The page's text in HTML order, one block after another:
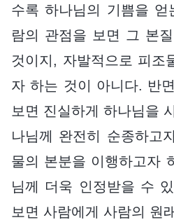
수록 하나님의 기쁨을
람의 관점을 보면 그 본
것이지, 자발적으로 피조
자 하는 것이 아니다. 반
보면 진실하게 하나님을
나님께 완전히 순종하고
물의 본분을 이행하고자
님께 더욱 인정받을 수
보면 사람에게 사람의 원